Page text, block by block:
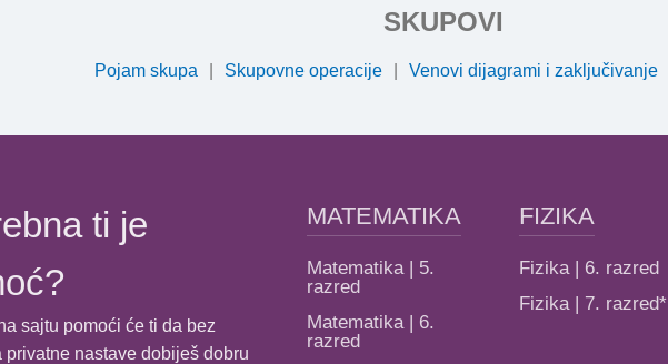
SKUPOVI
Pojam skupa Skupovne operacije Venovi dijagrami i zaključivanje
ti je
sajtu pomoći će ti da bez
privatne nastave dobiješ dobru
MATEMATIKA
Matematika | 5.
razred
Matematika | 6.
razred
FIZIKA
Fizika | 6. razred
Fizika | 7. razred*